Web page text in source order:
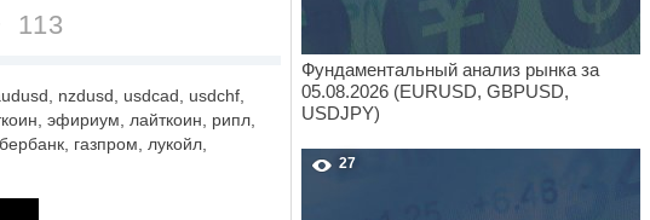
113
nzdusd, usdcad, usdchf,
эфириум, лайткоин, рипл,
газпром, лукойл,
Фундаментальный анализ рынка за
05.08.2026 (EURUSD, GBPUSD,
USDJPY)
27